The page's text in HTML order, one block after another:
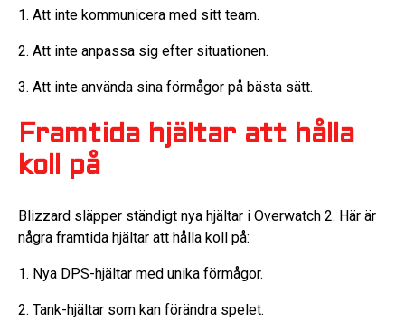
1. Att inte kommunicera med sitt team.
2. Att inte anpassa sig efter situationen.
3. Att inte använda sina förmågor på bästa sätt.
Framtida hjältar att hålla
koll på
Blizzard släpper ständigt nya hjältar i Overwatch 2. Här är
några framtida hjältar att hålla koll på:
1. Nya DPS-hjältar med unika förmågor.
2. Tank-hjältar som kan förändra spelet.